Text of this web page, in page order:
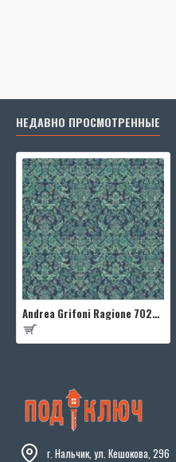
НЕДАВНО ПРОСМОТРЕННЫЕ
Andrea Grifoni Ragione 7022-8
г. Нальчик, ул. Кешокова, 296